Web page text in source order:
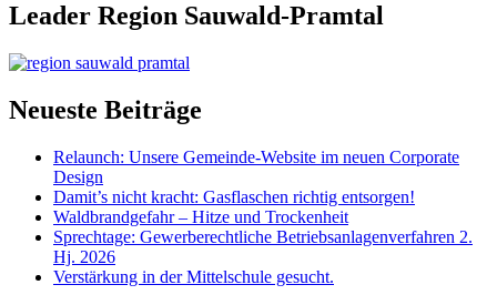
Leader Region Sauwald-Pramtal
Neueste Beiträge
Relaunch: Unsere Gemeinde-Website im neuen Corporate
Design
Damit’s nicht kracht: Gasflaschen richtig entsorgen!
Waldbrandgefahr – Hitze und Trockenheit
Sprechtage: Gewerberechtliche Betriebsanlagenverfahren 2.
Hj. 2026
Verstärkung in der Mittelschule gesucht.